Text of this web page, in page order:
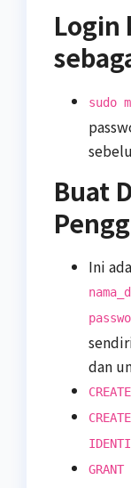
Login
sudo
Buat
Ini
dan